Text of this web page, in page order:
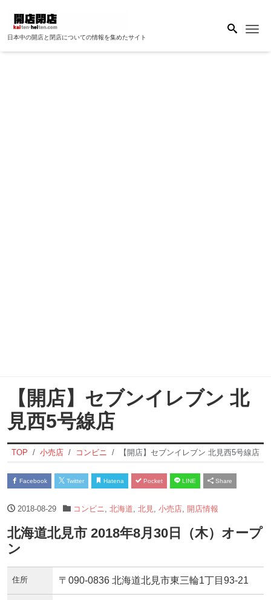
日本中の開店と閉店についての情報を集めたサイト
【開店】セブンイレブン 北
見西5号線店
TOP 小売店 コンビニ 【開店】セブンイレブン 北見西5号線店
Facebook Twitter Hatena Pocket LINE Share
2018-08-29 コンビニ 北海道 北見 小売店, 開店情報
北海道北見市 2018年8月30日（木）オープ
ン
住所 〒090-0836 北海道北見市東三輪1丁目93-21